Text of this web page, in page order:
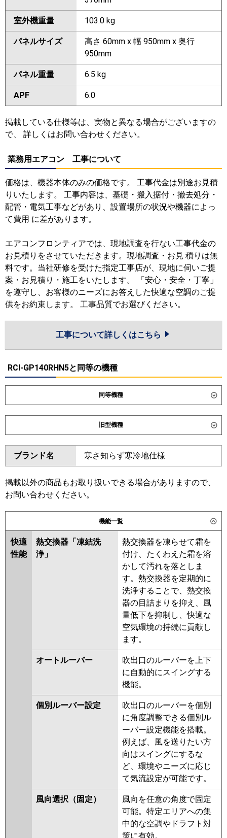
室外機重量 103.0 kg
パネルサイズ
高さ 60mm x 幅 950mm x 奥行
950mm
パネル重量 6.5 kg
APF 6.0
掲載している仕様等は、実物と異なる場合がございますの
で、 詳しくはお問い合わせください。
業務用エアコン 工事について
価格は、機器本体のみの価格です。 工事代金は別途お見積
りいたします。 工事内容は、基礎・搬入据付・撤去処分・
配管・電気工事などがあり、設置場所の状況や機器によっ
て費用 に差があります。
エアコンフロンティアでは、現地調査を行ない工事代金の
お見積りをさせていただきます。現地調査・お見 積りは無
料です。当社研修を受けた指定工事店が、現地に伺いご提
案・お見積り・施工をいたします。 「安心・安全・丁寧」
を遵守し、お客様のニーズにお答えした快適な空調のご提
供をお約束します。 工事品質でお選びください。
工事について詳しくはこちら
RCI-GP140RHN5と同等の機種
同等機種
ダイキン SZRC140C SZRC140CN
SZRUC140C
東芝 GUHA140111XU GUHA140111MUB
GUSA140141XU GUSA140141MUB
GUSA14014P1MUB
GUSA14014P1XU
三菱電機 PLZ-HRMP140HF6 PLZ-
HRMP140H6 PLZ-HRMP140HFG6
PLZ-HRMP140HBF6 PLZ-
ERMP140HLE6 PLZ-
ERMP140HE6
PLZ-ERMP140H6
RCI-GP140RHN6 RCI-
GP140RSH12
FDTV1406H6SA FDTV1406H6SA-
FDTV1406H6SA-rak
FDTV1406H6SA-airf
PA-P140U7KNC PA-P140U7KNCX
PA-P140U7KC
PA-P140U7HNCX PA-P140U7HC
旧型機種
ダイキン SZRC140BY SZRC140BYN
SZRUC140BY SZRC140BJ
SZRC140BJN SZRJC140BJ
SZRJC140BF SDRC140B
SDRC140BN
SZRC140BCN
東芝 GUHA14011XU GUHA14011MUB
GUEA14011XU
GUEA14011MUB
GUSA14014MUB GUSA14014XU
GUSA14014PMUB
GUSA14014PXU RUSA14034XU
RUSA14034MUB RUHA14031MUB
RUEA14031MUB RUSA14033MUB
RUHA14031MU RUHA14031XU
RUEA14031MU
RUSA14033MU RUSA14033XU
RUEA14031M RUEA14031X
RUHA14031M RUHA14031X
AUHA14074M AUHA14074M-R
AUHA14074X AUHA14074X-R
AUEA14037M AUEA14037X
RUSA14033M RUSA14033X
AUEA14077M
AUEA14077X
AUSA14077M AUSA14077X
PLZ-HRMP140HF5 PLZ-
HRMP140H5 PLZ-HRMP140HFG5
PLZ-HRMP140HBF5 PLZ-
ERMP140H5 PLZ-ERMP140HLE5
PLZ-ERMP140HE5 PLZ-
HRMP140HF4 PLZ-HRMP140H4
ブランド名 寒さ知らず寒冷地仕様
掲載以外の商品もお取り扱いできる場合がありますので、
お問い合わせください。
機能一覧
快適
性能
熱交換器「凍結洗
浄」
熱交換器を凍らせて霜を
付け、たくわえた霜を溶
かして汚れを落としま
す。熱交換器を定期的に
洗浄することで、熱交換
器の目詰まりを抑え、風
量低下を抑制し、快適な
空気環境の持続に貢献し
ます。
オートルーバー
吹出口のルーバーを上下
に自動的にスイングする
機能。
個別ルーバー設定
吹出口のルーバーを個別
に角度調整できる個別ル
ーバー設定機能を搭載。
例えば、風を送りたい方
向はスイングにするな
ど、環境やニーズに応じ
て気流設定が可能です。
風向選択（固定）
風向を任意の角度で固定
可能。特定エリアへの集
中的な空調やドラフト対
策に有効。